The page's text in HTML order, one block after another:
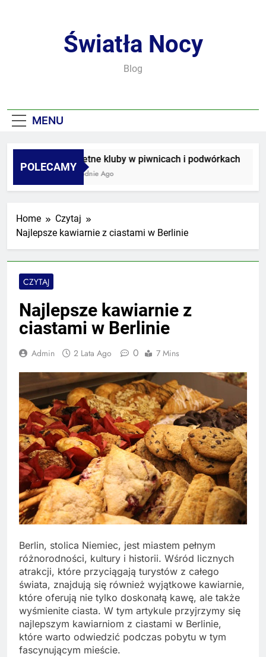
Światła Nocy
Blog
MENU
POLECAMY
Sekretne kluby w piwnicach i podwórkach
3 Tygodnie Ago
Home
Czytaj
Najlepsze kawiarnie z ciastami w Berlinie
CZYTAJ
Najlepsze kawiarnie z
ciastami w Berlinie
Admin 2 Lata Ago 0 7 Mins
Berlin, stolica Niemiec, jest miastem pełnym
różnorodności, kultury i historii. Wśród licznych
atrakcji, które przyciągają turystów z całego
świata, znajdują się również wyjątkowe kawiarnie,
które oferują nie tylko doskonałą kawę, ale także
wyśmienite ciasta. W tym artykule przyjrzymy się
najlepszym kawiarniom z ciastami w Berlinie,
które warto odwiedzić podczas pobytu w tym
fascynującym mieście.